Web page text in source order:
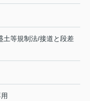
土等規制法/接道と段差